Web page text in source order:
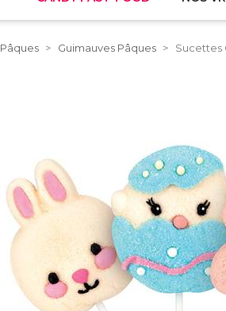
Pâques Guimauves Pâques Sucettes